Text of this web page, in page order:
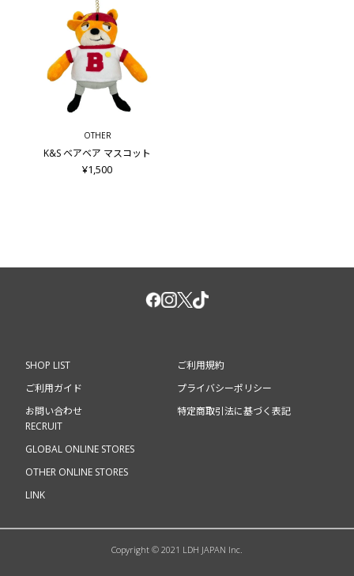
OTHER
K&S ベアベア マスコット
¥1,500
SHOP LIST
ご利用ガイド
お問い合わせ
ご利用規約
プライバシーポリシー
特定商取引法に基づく表記
RECRUIT
GLOBAL ONLINE STORES
OTHER ONLINE STORES
LINK
Copyright © 2021 LDH JAPAN Inc.